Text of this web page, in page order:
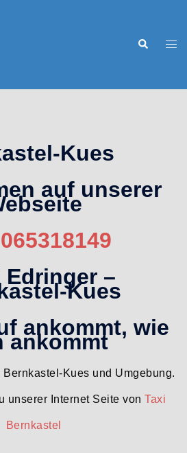
Suche
Kues
auf unserer
Edringer –
Kues
ankommt, wie
ankommt
Bernkastel-Kues und Umgebung.
unserer Internet Seite vonTaxi
Bernkastel